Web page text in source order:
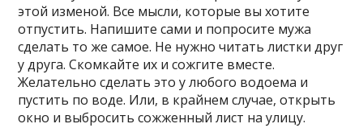
этой изменой. Все мысли, которые вы хотите
отпустить. Напишите сами и попросите мужа
сделать то же самое. Не нужно читать листки друг
у друга. Скомкайте их и сожгите вместе.
Желательно сделать это у любого водоема и
пустить по воде. Или, в крайнем случае, открыть
окно и выбросить сожженный лист на улицу.